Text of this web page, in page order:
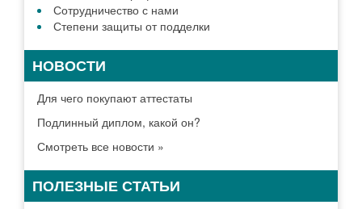
Сотрудничество с нами
Степени защиты от подделки
НОВОСТИ
Для чего покупают аттестаты
Подлинный диплом, какой он?
Смотреть все новости »
ПОЛЕЗНЫЕ СТАТЬИ